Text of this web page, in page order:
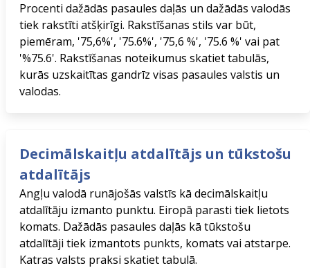
Procenti dažādās pasaules daļās un dažādās valodās
tiek rakstīti atšķirīgi. Rakstīšanas stils var būt,
piemēram, '75,6%', '75.6%', '75,6 %', '75.6 %' vai pat
'%75.6'. Rakstīšanas noteikumus skatiet tabulās,
kurās uzskaitītas gandrīz visas pasaules valstis un
valodas.
Decimālskaitļu atdalītājs un tūkstošu
atdalītājs
Angļu valodā runājošās valstīs kā decimālskaitļu
atdalītāju izmanto punktu. Eiropā parasti tiek lietots
komats. Dažādās pasaules daļās kā tūkstošu
atdalītāji tiek izmantots punkts, komats vai atstarpe.
Katras valsts praksi skatiet tabulā.